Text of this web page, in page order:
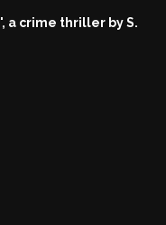
a crime thriller by S.